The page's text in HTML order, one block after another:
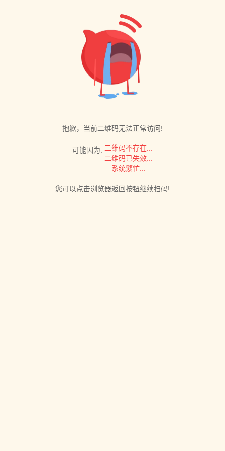
抱歉，当前二维码无法正常访问!
可能因为: 二维码不存在...
二维码已失效...
系统繁忙...
您可以点击浏览器返回按钮继续扫码!